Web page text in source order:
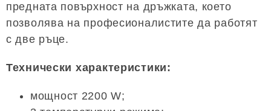
предната повърхност на дръжката, което
позволява на професионалистите да работят
с две ръце.
Технически характеристики:
мощност 2200 W;